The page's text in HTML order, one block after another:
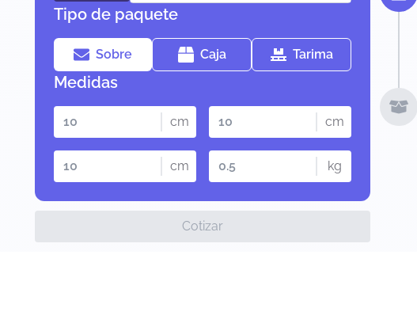
Tipo de paquete
Sobre Caja Tarima
Medidas
cm cm
cm kg
Cotizar